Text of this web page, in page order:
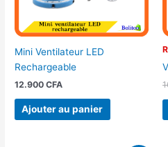
Mini Ventilateur LED
Rechargeable
12.900CFA
Ajouter au panier